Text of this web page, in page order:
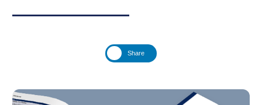
Share